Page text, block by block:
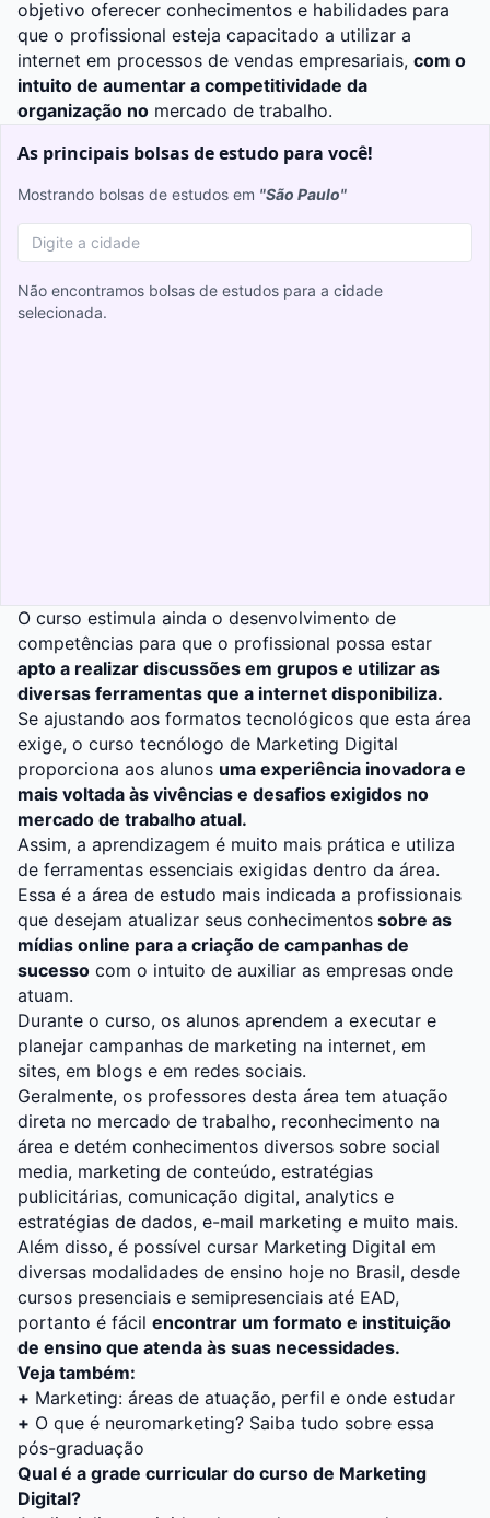
objetivo oferecer conhecimentos e habilidades para
que o profissional esteja capacitado a utilizar a
internet em processos de vendas empresariais, com o
intuito de aumentar a competitividade da
organização no mercado de trabalho.
As principais bolsas de estudo para você!
Mostrando bolsas de estudos em "São Paulo"
Não encontramos bolsas de estudos para a cidade
selecionada.
O curso estimula ainda o desenvolvimento de
competências para que o profissional possa estar
apto a realizar discussões em grupos e utilizar as
diversas ferramentas que a internet disponibiliza.
Se ajustando aos formatos tecnológicos que esta área
exige, o curso tecnólogo de Marketing Digital
proporciona aos alunos uma experiência inovadora e
mais voltada às vivências e desafios exigidos no
mercado de trabalho atual.
Assim, a aprendizagem é muito mais prática e utiliza
de ferramentas essenciais exigidas dentro da área.
Essa é a área de estudo mais indicada a profissionais
que desejam atualizar seus conhecimentos sobre as
mídias online para a criação de campanhas de
sucesso com o intuito de auxiliar as empresas onde
atuam.
Durante o curso, os alunos aprendem a executar e
planejar campanhas de marketing na internet, em
sites, em blogs e em redes sociais.
Geralmente, os professores desta área tem atuação
direta no mercado de trabalho, reconhecimento na
área e detém conhecimentos diversos sobre social
media, marketing de conteúdo, estratégias
publicitárias, comunicação digital, analytics e
estratégias de dados, e-mail marketing e muito mais.
Além disso, é possível cursar Marketing Digital em
diversas modalidades de ensino hoje no Brasil, desde
cursos presenciais e semipresenciais até EAD,
portanto é fácil encontrar um formato e instituição
de ensino que atenda às suas necessidades.
Veja também:
+ Marketing: áreas de atuação, perfil e onde estudar
+ O que é neuromarketing? Saiba tudo sobre essa
pós-graduação
Qual é a grade curricular do curso de Marketing
Digital?